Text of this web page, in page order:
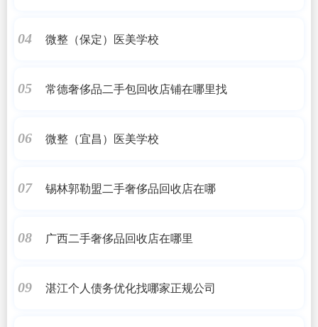
04 微整（保定）医美学校
05 常德奢侈品二手包回收店铺在哪里找
06 微整（宜昌）医美学校
07 锡林郭勒盟二手奢侈品回收店在哪
08 广西二手奢侈品回收店在哪里
09 湛江个人债务优化找哪家正规公司